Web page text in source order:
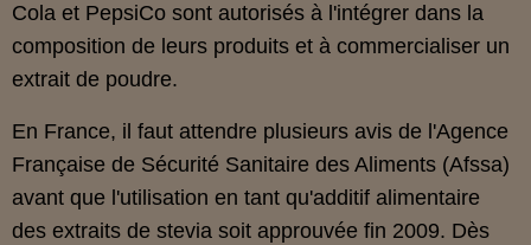
Cola et PepsiCo sont autorisés à l'intégrer dans la
composition de leurs produits et à commercialiser un
extrait de poudre.
En France, il faut attendre plusieurs avis de l'Agence
Française de Sécurité Sanitaire des Aliments (Afssa)
avant que l'utilisation en tant qu'additif alimentaire
des extraits de stevia soit approuvée fin 2009. Dès